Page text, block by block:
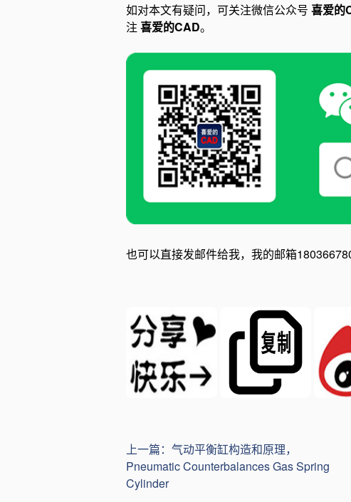
如对本文有疑问，可关注微信公众号 喜爱的
注 喜爱的CAD。
也可以直接发邮件给我，我的邮箱
上一篇：气动平衡缸构造和原理，
Pneumatic Counterbalances Gas Spring
Cylinder